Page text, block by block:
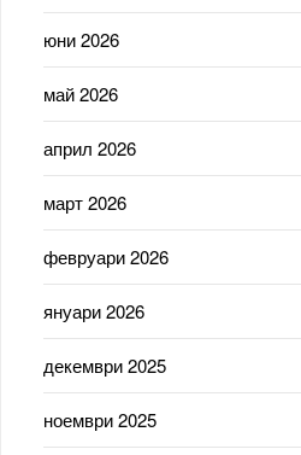
юни 2026
май 2026
април 2026
март 2026
февруари 2026
януари 2026
декември 2025
ноември 2025